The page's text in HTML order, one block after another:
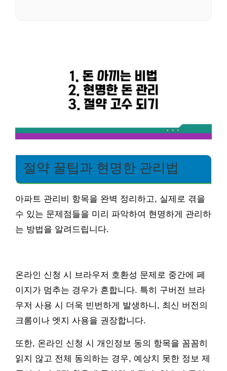
절약 꿀팁과 현명한 관리법
아파트 관리비 항목을 완벽 정리하고, 실제로 겪을
수 있는 문제점들을 미리 파악하여 현명하게 관리하
는 방법을 알려드립니다.
온라인 신청 시 브라우저 호환성 문제로 중간에 페
이지가 멈추는 경우가 흔합니다. 특히 구버전 브라
우저 사용 시 더욱 빈번하게 발생하니, 최신 버전의
크롬이나 엣지 사용을 권장합니다.
또한, 온라인 신청 시 개인정보 동의 항목을 꼼꼼히
읽지 않고 전체 동의하는 경우, 예상치 못한 정보 제